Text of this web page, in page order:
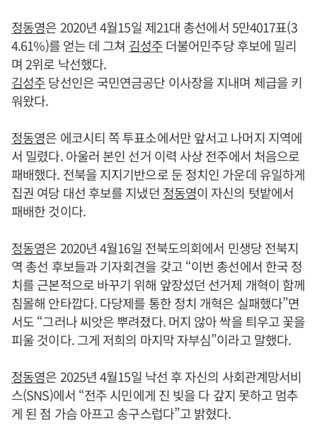
정동영은 2020년 4월15일 제21대 총선에서 5만4017표(3
4.61%)를 얻는 데 그쳐 김성주더불어민주당 후보에 밀리
며 2위로 낙선했다.
김성주당선인은 국민연금공단 이사장을 지내며 체급을 키
워왔다.
정동영은 에코시티 쪽 투표소에서만 앞서고 나머지 지역에
서 밀렸다. 아울러 본인 선거 이력 사상 전주에서 처음으로
패배했다. 전북을 지지기반으로 둔 정치인 가운데 유일하게
집권 여당 대선 후보를 지냈던 정동영이 자신의 텃밭에서
패배한 것이다.
정동영은 2020년 4월16일 전북도의회에서 민생당 전북지
역 총선 후보들과 기자회견을 갖고 “이번 총선에서 한국 정
치를 근본적으로 바꾸기 위해 앞장섰던 선거제 개혁이 함께
침몰해 안타깝다. 다당제를 통한 정치 개혁은 실패했다”면
서도 “그러나 씨앗은 뿌려졌다. 머지 않아 싹을 틔우고 꽃을
피울 것이다. 그게 저희의 마지막 자부심”이라고 말했다.
정동영은 2025년 4월15일 낙선 후 자신의 사회관계망서비
스(SNS)에서 “전주 시민에게 진 빚을 다 갚지 못하고 멈추
게 된 점 가슴 아프고 송구스럽다”고 밝혔다.